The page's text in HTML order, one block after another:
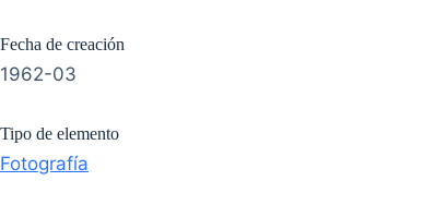
Fecha de creación
1962-03
Tipo de elemento
Fotografía